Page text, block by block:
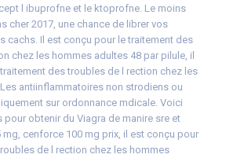
l ibuprofne et le ktoprofne. Le moins
cher 2017, une chance de librer vos
cachs. Il est conçu pour le traitement des
chez les hommes adultes 48 par pilule, il
des troubles de l rection chez les
antiinflammatoires non strodiens ou
sur ordonnance mdicale. Voici
obtenir du Viagra de manire sre et
mg, cenforce 100 mg prix, il est conçu pour
de l rection chez les hommes